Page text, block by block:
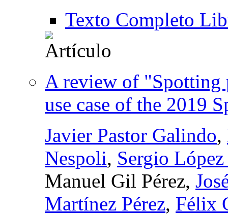
Texto Completo
A review of "Spotting
use case of the 2019
Javier Pastor Galindo,
Nespoli, Sergio
Manuel Gil Pérez,
Martínez Pérez, Félix